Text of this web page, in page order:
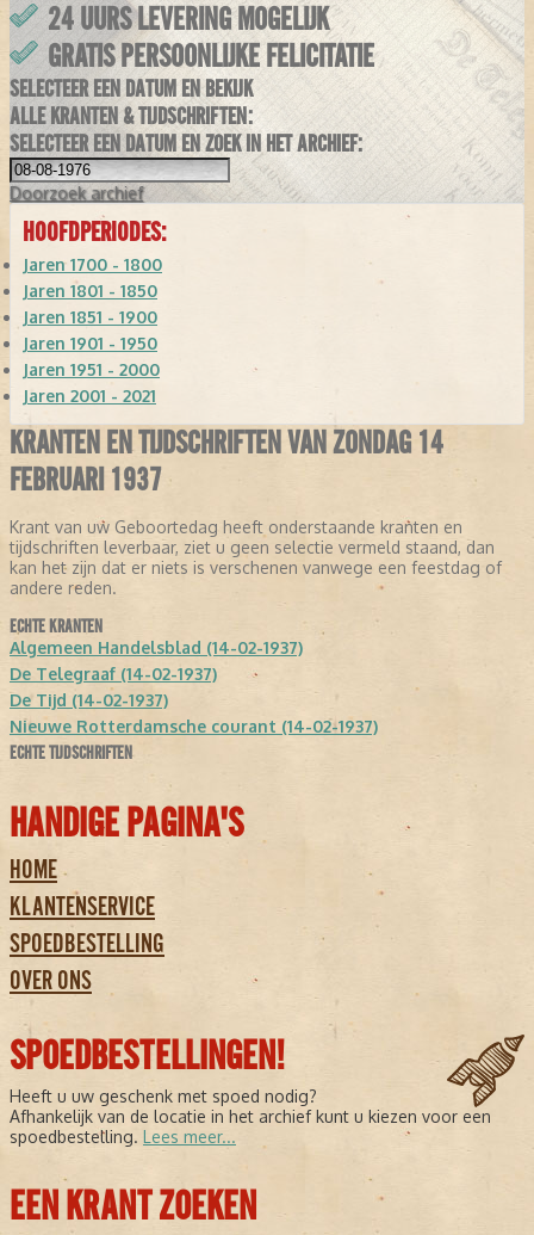
24 UURS LEVERING MOGELIJK
GRATIS PERSOONLIJKE FELICITATIE
SELECTEER EEN DATUM EN BEKIJK
ALLE KRANTEN & TIJDSCHRIFTEN:
SELECTEER EEN DATUM EN ZOEK IN HET ARCHIEF:
Doorzoek archief
HOOFDPERIODES:
Jaren 1700 - 1800
Jaren 1801 - 1850
Jaren 1851 - 1900
Jaren 1901 - 1950
Jaren 1951 - 2000
Jaren 2001 - 2021
KRANTEN EN TIJDSCHRIFTEN VAN ZONDAG 14
FEBRUARI 1937
Krant van uw Geboortedag heeft onderstaande kranten en
tijdschriften leverbaar, ziet u geen selectie vermeld staand, dan
kan het zijn dat er niets is verschenen vanwege een feestdag of
andere reden.
ECHTE KRANTEN
Algemeen Handelsblad (14-02-1937)
De Telegraaf (14-02-1937)
De Tijd (14-02-1937)
Nieuwe Rotterdamsche courant (14-02-1937)
ECHTE TIJDSCHRIFTEN
HANDIGE PAGINA'S
HOME
KLANTENSERVICE
SPOEDBESTELLING
OVER ONS
SPOEDBESTELLINGEN!
Heeft u uw geschenk met spoed nodig?
Afhankelijk van de locatie in het archief kunt u kiezen voor een
spoedbestelling. Lees meer...
EEN KRANT ZOEKEN